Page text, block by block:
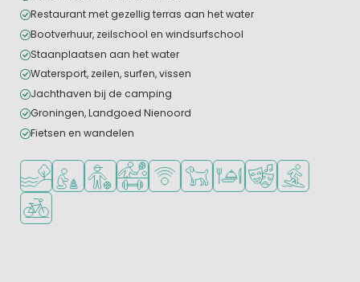
Restaurant met gezellig terras aan het water
Bootverhuur, zeilschool en windsurfschool
Staanplaatsen aan het water
Watersport, zeilen, surfen, vissen
Jachthaven bij de camping
Groningen, Landgoed Nienoord
Fietsen en wandelen
Ligt bij het water
Aanbevolen voor jonge kinderen
Aanbevolen voor tieners
Veel mogelijkheden om te sporten
WiFi beschikbaar
Huisdieren toegestaan
Restaurant of pizzeria
Fietsverhuur